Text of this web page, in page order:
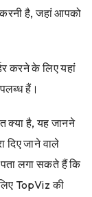
करनी है, जहां आपको
करने के लिए यहां
हैं।
क्या है, यह जानने
दिए जाने वाले
लगा सकते हैं कि
TopViz की